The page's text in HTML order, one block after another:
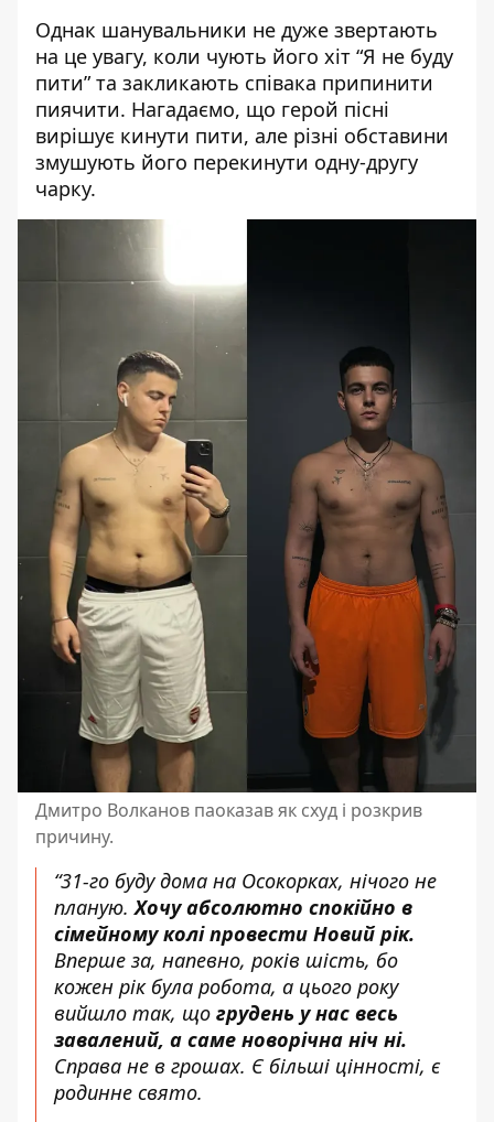
Однак шанувальники не дуже звертають
на це увагу, коли чують його хіт “Я не буду
пити” та закликають співака припинити
пиячити. Нагадаємо, що герой пісні
вирішує кинути пити, але різні обставини
змушують його перекинути одну-другу
чарку.
Дмитро Волканов паоказав як схуд і розкрив
причину.
“31-го буду дома на Осокорках, нічого не
планую.Хочу абсолютно спокійно в
сімейному колі провести Новий рік.
Вперше за, напевно, років шість, бо
кожен рік була робота, а цього року
вийшло так, що грудень у нас весь
завалений, а саме новорічна ніч ні.
Справа не в грошах. Є більші цінності, є
родинне свято.